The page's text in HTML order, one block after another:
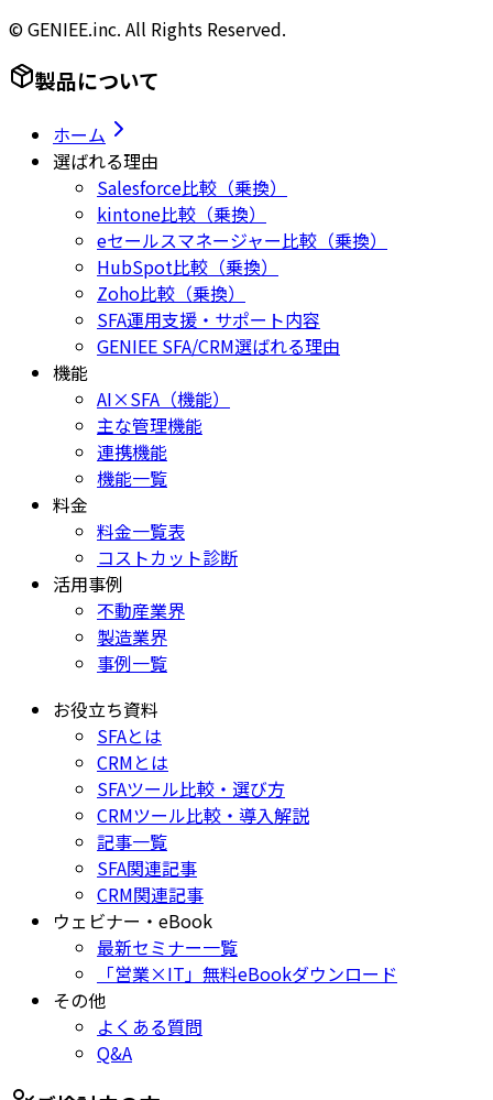
© GENIEE.inc. All Rights Reserved.
製品について
ホーム
選ばれる理由
Salesforce比較（乗換）
kintone比較（乗換）
eセールスマネージャー比較（乗換）
HubSpot比較（乗換）
Zoho比較（乗換）
SFA運用支援・サポート内容
GENIEE SFA/CRM選ばれる理由
機能
AI×SFA（機能）
主な管理機能
連携機能
機能一覧
料金
料金一覧表
コストカット診断
活用事例
不動産業界
製造業界
事例一覧
お役立ち資料
SFAとは
CRMとは
SFAツール比較・選び方
CRMツール比較・導入解説
記事一覧
SFA関連記事
CRM関連記事
ウェビナー・eBook
最新セミナー一覧
「営業×IT」無料eBookダウンロード
その他
よくある質問
Q&A